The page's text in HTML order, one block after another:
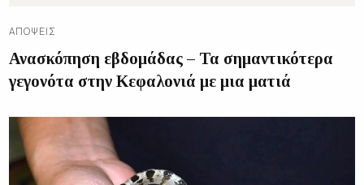
ΑΠΌΨΕΙΣ
Ανασκόπηση εβδομάδας – Τα σημαντικότερα
γεγονότα στην Κεφαλονιά με μια ματιά